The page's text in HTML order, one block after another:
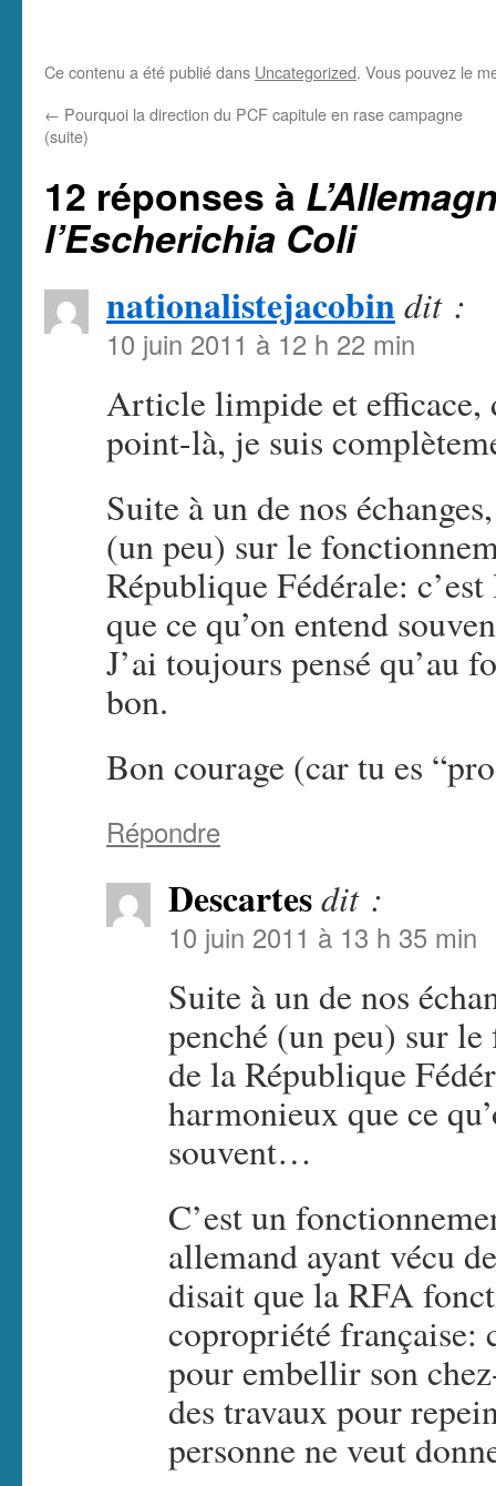
Ce contenu a été publié dans Uncategorized. Vous pouvez le
← Pourquoi la direction du PCF capitule en rase campagne
(suite)
12 réponses à
l’Escherichia Coli
nationalistejacobin dit :
10 juin 2011 à 12 h 22 min
Article limpide et efficace,
point-là, je suis
Suite à un de nos
(un peu) sur le
République Fédérale:
que ce qu’on entend
J’ai toujours pensé qu’au
bon.
Bon courage (car tu es
Répondre
Descartesdit :
10 juin 2011 à 13 h 35 min
Suite à un de nos
penché (un peu) sur
de la République
harmonieux que ce
souvent…
C’est un
allemand ayant vécu
disait que la RFA
copropriété française:
pour embellir son
des travaux pour
personne ne veut